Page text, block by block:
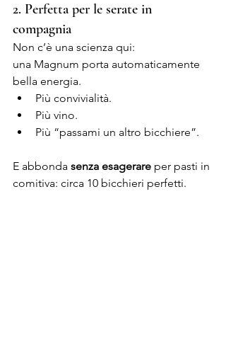
2. Perfetta per le serate in
compagnia
Non c’è una scienza qui:
una Magnum porta automaticamente
bella energia.
Più convivialità.
Più vino.
Più “passami un altro bicchiere”.
E abbonda senza esagerare per pasti in
comitiva: circa 10 bicchieri perfetti.